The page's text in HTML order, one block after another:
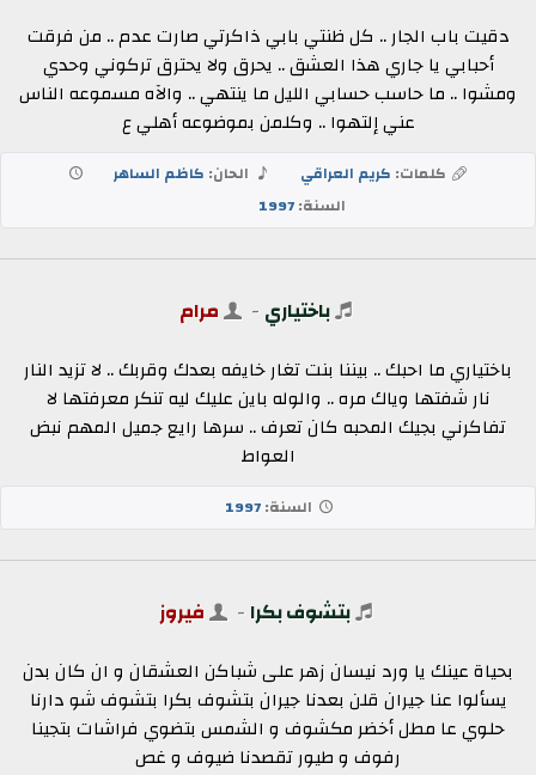
دقيت باب الجار .. كل ظنتي بابي ذاكرتي صارت عدم .. من فرقت
أحبابي يا جاري هذا العشق .. يحرق ولا يحترق تركوني وحدي
ومشوا .. ما حاسب حسابي الليل ما ينتهي .. والآه مسموعه الناس
عني إلتهوا .. وكلمن بموضوعه أهلي ع
كلمات: كريم العراقي الحان: كاظم الساهر
السنة:1997
باختياري - مرام
باختياري ما احبك .. بيننا بنت تغار خايفه بعدك وقربك .. لا تزيد النار
نار شفتها وياك مره .. والوله باين عليك ليه تنكر معرفتها لا
تفاكرني بجيك المحبه كان تعرف .. سرها رايع جميل المهم نبض
العواط
السنة:1997
بتشوف بكرا - فيروز
بحياة عينك يا ورد نيسان زهر على شباكن العشقان و ان كان بدن
يسألوا عنا جيران قلن بعدنا جيران بتشوف بكرا بتشوف شو دارنا
حلوي عا مطل أخضر مكشوف و الشمس بتضوي فراشات بتجينا
رفوف و طيور تقصدنا ضيوف و غص